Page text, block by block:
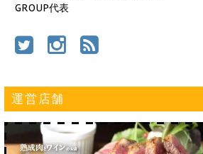
GROUP代表
運営店舗